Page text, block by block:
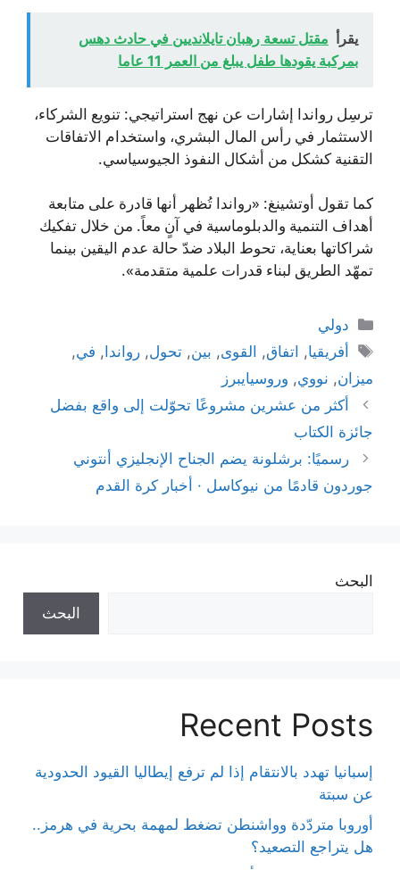
يقرأ مقتل تسعة رهبان تايلانديين في حادث دهس
بمركبة يقودها طفل يبلغ من العمر 11 عاما
ترسِل رواندا إشارات عن نهج استراتيجي: تنويع الشركاء،
الاستثمار في رأس المال البشري، واستخدام الاتفاقات
التقنية كشكل من أشكال النفوذ الجيوسياسي.
كما تقول أوتشينغ: «رواندا تُظهر أنها قادرة على متابعة
أهداف التنمية والدبلوماسية في آنٍ معاً. من خلال تفكيك
شراكاتها بعناية، تحوط البلاد ضدّ حالة عدم اليقين بينما
تمهّد الطريق لبناء قدرات علمية متقدمة».
التصنيفات
دولي
الوسوم
أفريقيا, اتفاق, القوى, بين,تحول,رواندا , في,
ميزان, نووي, وروسيايبرز
أكثر من عشرين مشروعًا تحوّلت إلى واقع بفضل
جائزة الكتاب
رسميًا: برشلونة يضم الجناح الإنجليزي أنتوني
جوردون قادمًا من نيوكاسل · أخبار كرة القدم
البحث
البحث
Recent Posts
إسبانيا تهدد بالانتقام إذا لم ترفع إيطاليا القيود الحدودية
عن سبتة
أوروبا متردّدة وواشنطن تضغط لمهمة بحرية في هرمز..
هل يتراجع التصعيد؟